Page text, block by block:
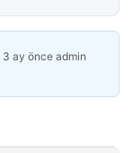
3 ay önce admin